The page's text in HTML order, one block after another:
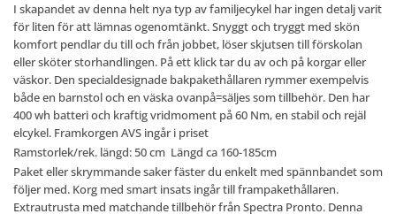
I skapandet av denna helt nya typ av familjecykel har ingen detalj varit
för liten för att lämnas ogenomtänkt. Snyggt och tryggt med skön
komfort pendlar du till och från jobbet, löser skjutsen till förskolan
eller sköter storhandlingen. På ett klick tar du av och på korgar eller
väskor. Den specialdesignade bakpakethållaren rymmer exempelvis
både en barnstol och en väska ovanpå=säljes som tillbehör. Den har
400 wh batteri och kraftig vridmoment på 60 Nm, en stabil och rejäl
elcykel. Framkorgen AVS ingår i priset
Ramstorlek/rek. längd: 50 cm Längd ca 160-185cm
Paket eller skrymmande saker fäster du enkelt med spännbandet som
följer med. Korg med smart insats ingår till frampakethållaren.
Extrautrusta med matchande tillbehör från Spectra Pronto. Denna